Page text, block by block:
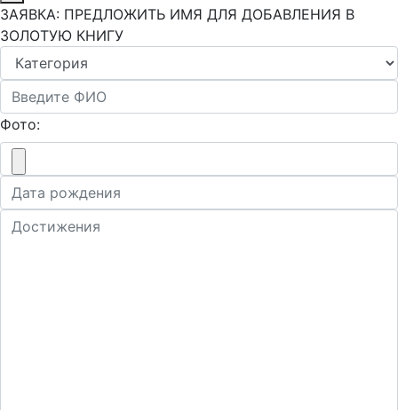
ЗАЯВКА: ПРЕДЛОЖИТЬ ИМЯ ДЛЯ ДОБАВЛЕНИЯ В
ЗОЛОТУЮ КНИГУ
Фото: